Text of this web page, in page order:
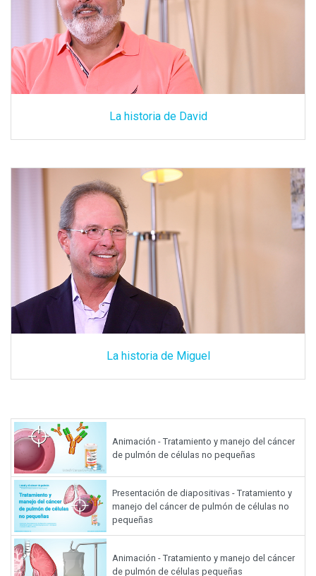
La historia de David
La historia de Miguel
Animación - Tratamiento y manejo del cáncer
de pulmón de células no pequeñas
Presentación de diapositivas - Tratamiento y
manejo del cáncer de pulmón de células no
pequeñas
Animación - Tratamiento y manejo del cáncer
de pulmón de células pequeñas